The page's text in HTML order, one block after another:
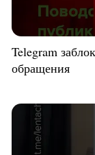
Telegram
обращения